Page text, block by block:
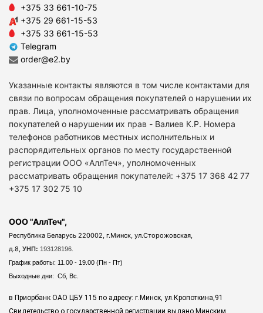
+375 33 661-10-75
+375 29 661-15-53
+375 33 661-15-53
Telegram
order@e2.by
Указанные контакты являются в том числе контактами для
связи по вопросам обращения покупателей о нарушении их
прав. Лица, уполномоченные рассматривать обращения
покупателей о нарушении их прав - Валиев К.Р. Номера
телефонов работников местных исполнительных и
распорядительных органов по месту государственной
регистрации ООО «АллТеч», уполномоченных
рассматривать обращения покупателей: +375 17 368 42 77
+375 17 302 75 10
ООО "АллТеч",
Республика Беларусь 220002, г.Минск, ул.Сторожовская,
д.8, УНП: 193128196.
График работы: 11.00 - 19.00 (Пн - Пт)
Выходные дни: Сб, Вс.
в Приорбанк ОАО ЦБУ 115 по адресу: г.Минск, ул.Кропоткина,91
Свидетельство о государственной регистрации выдано Минским